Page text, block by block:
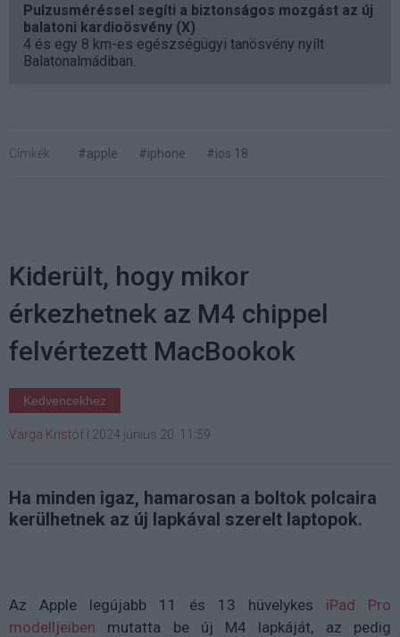
Pulzusméréssel segíti a biztonságos mozgást az új
balatoni kardioösvény (X)
4 és egy 8 km-es egészségügyi tanösvény nyílt
Balatonalmádiban.
Címkék: #apple #iphone #ios 18
Kiderült, hogy mikor
érkezhetnek az M4 chippel
felvértezett MacBookok
Kedvencekhez
Varga Kristóf 2024 június 20. 11:59
Ha minden igaz, hamarosan a boltok polcaira
kerülhetnek az új lapkával szerelt laptopok.
Az Apple legújabb 11 és 13 hüvelykes iPad Pro
modelljeiben mutatta be új M4 lapkáját, az pedig